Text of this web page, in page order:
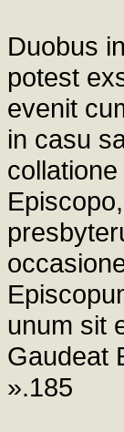
Duobus
potest
evenit
in casu
unum sit
Gaudeat
».185